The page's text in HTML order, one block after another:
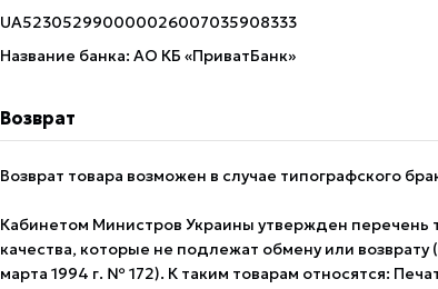
UA523052990000026007035908333
Название банка: АО КБ «ПриватБанк»
Возврат
Возврат товара возможен в случае типографского
Кабинетом Министров Украины утвержден перечень
качества, которые не подлежат обмену или возврату
марта 1994 г. № 172). К таким товарам относятся: